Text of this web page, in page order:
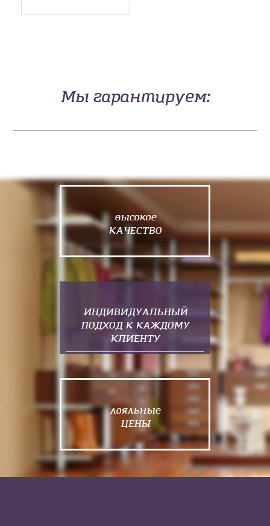
Мы гарантируем:
высокое
КАЧЕСТВО
ИНДИВИДУАЛЬНЫЙ
ПОДХОД К КАЖДОМУ
КЛИЕНТУ
лояльные
ЦЕНЫ